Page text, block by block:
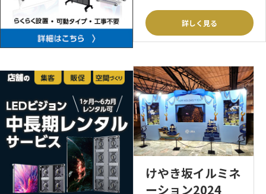
詳しく見る
けやき坂イルミネ
ーション2024